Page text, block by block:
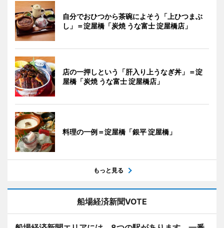
自分でおひつから茶碗によそう「上ひつまぶ
し」＝淀屋橋「炭焼 うな富士 淀屋橋店」
店の一押しという「肝入り上うなぎ丼」＝淀
屋橋「炭焼 うな富士 淀屋橋店」
料理の一例＝淀屋橋「銀平 淀屋橋」
もっと見る
船場経済新聞VOTE